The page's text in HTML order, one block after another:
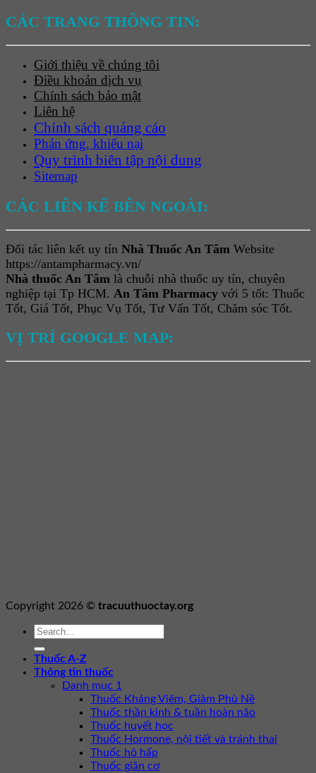
CÁC TRANG THÔNG TIN:
Giới thiệu về chúng tôi
Điều khoản dịch vụ
Chính sách bảo mật
Liên hệ
Chính sách quảng cáo
Phản ứng, khiếu nại
Quy trình biên tập nội dung
Sitemap
CÁC LIÊN KẾ BÊN NGOÀI:
Đối tác liên kết uy tín Nhà Thuốc An Tâm Website
https://antampharmacy.vn/
Nhà thuốc An Tâm là chuỗi nhà thuốc uy tín, chuyên
nghiệp tại Tp HCM. An Tâm Pharmacy với 5 tốt: Thuốc
Tốt, Giá Tốt, Phục Vụ Tốt, Tư Vấn Tốt, Chăm sóc Tốt.
VỊ TRÍ GOOGLE MAP:
Copyright 2026 © tracuuthuoctay.org
Thuốc A-Z
Thông tin thuốc
Danh mục 1
Thuốc Kháng Viêm, Giảm Phù Nề
Thuốc thần kinh & tuần hoàn não
Thuốc huyết học
Thuốc Hormone, nội tiết và tránh thai
Thuốc hô hấp
Thuốc giãn cơ